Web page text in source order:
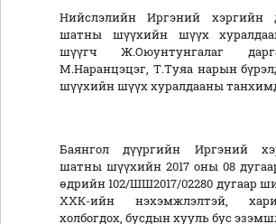
Нийслэлийн Иргэний хэргийн
шатны шүүхийн шүүх
шүүгч Ж.Оюунтунгалаг
М.Наранцэцэг, Т.Туяа нарын
шүүхийн шүүх хуралдааны
Баянгол дүүргийн Иргэний
шатны шүүхийн 2017 оны 08
өдрийн 102/ШШ2017/02280 дугаар
ХХК-ийн нэхэмжлэлтэй,
холбогдох, бусдын хууль бус